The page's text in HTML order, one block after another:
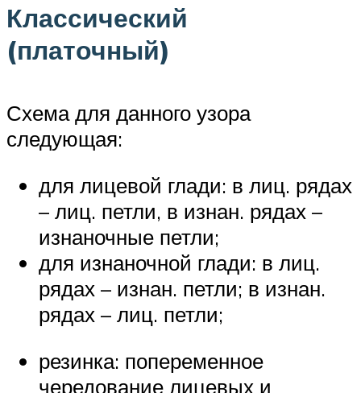
Классический
(платочный)
Схема для данного узора
следующая:
для лицевой глади: в лиц. рядах
– лиц. петли, в изнан. рядах –
изнаночные петли;
для изнаночной глади: в лиц.
рядах – изнан. петли; в изнан.
рядах – лиц. петли;
резинка: попеременное
чередование лицевых и